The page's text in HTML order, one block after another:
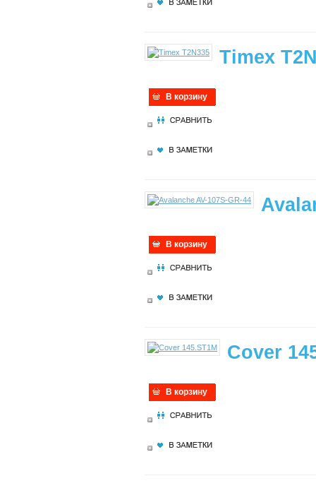
Timex
В корзину
В корзину
Cover
В корзину